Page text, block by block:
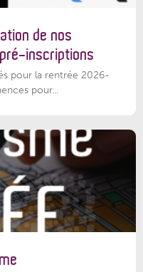
de nos
inscriptions
pour la rentrée 2026-
pour...